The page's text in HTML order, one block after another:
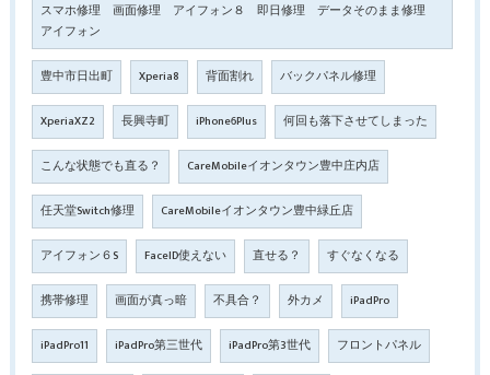
スマホ修理 画面修理 アイフォン８ 即日修理 データそのまま修理
アイフォン
豊中市日出町 Xperia8 背面割れ バックパネル修理
XperiaXZ2 長興寺町 iPhone6Plus 何回も落下させてしまった
こんな状態でも直る？ CareMobileイオンタウン豊中庄内店
任天堂Switch修理 CareMobileイオンタウン豊中緑丘店
アイフォン６S FaceID使えない 直せる？ すぐなくなる
携帯修理 画面が真っ暗 不具合？ 外カメ iPadPro
iPadPro11 iPadPro第三世代 iPadPro第3世代 フロントパネル